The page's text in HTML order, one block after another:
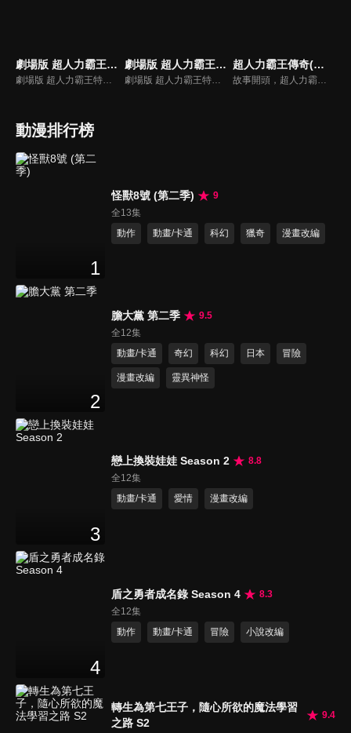
劇場版 超人力霸王特利卡：特別篇Z(中文版) 劇場版 超人力霸王特利卡：特別篇Z(中文版)
劇場版 超人力霸王特利卡： Episode Z
超人力霸王傳奇(中文版)
動漫排行榜
1
怪獸8號 (第二季)
9
全13集
動作
動畫/卡通 科幻 獵奇 漫畫改編
2
膽大黨 第二季
9.5
全12集
動畫/卡通
奇幻 科幻 日本 冒險
漫畫改編 靈異神怪
3
戀上換裝娃娃 Season 2
8.8
全12集
動畫/卡通
愛情 漫畫改編
4
盾之勇者成名錄 Season 4
8.3
全12集
動作
動畫/卡通 冒險 小說改編
轉生為第七王子，隨心所欲的魔法學習
之路 S2
9.4